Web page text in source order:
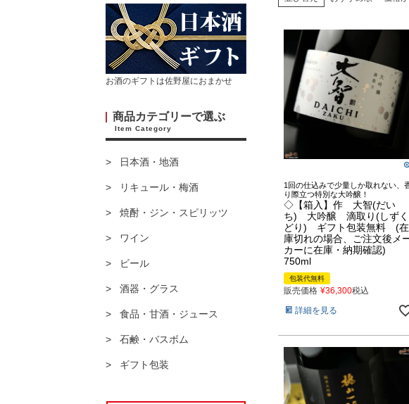
お酒のギフトは佐野屋におまかせ
商品カテゴリーで選ぶ
Item Category
日本酒・地酒
リキュール・梅酒
焼酎・ジン・スピリッツ
ワイン
ビール
酒器・グラス
食品・甘酒・ジュース
石鹸・バスボム
ギフト包装
1回の仕込みで少量しか取れない、
り際立つ特別な大吟醸！
◇【箱入】作 大智(だい
ち) 大吟醸 滴取り(しずく
どり) ギフト包装無料 (在
庫切れの場合、ご注文後メ
カーに在庫・納期確認)
750ml
包装代無料
販売価格 ¥36,300税込
詳細を見る